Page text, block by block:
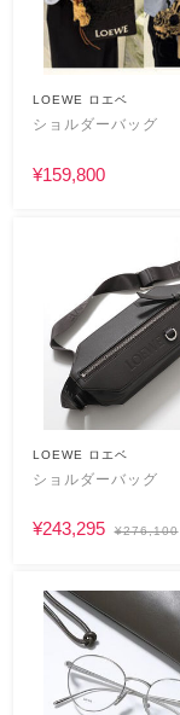
LOEWE ロエベ
ショルダーバッグ
¥159,800
LOEWE ロエベ
ショルダーバッグ
¥243,295 ¥276,100